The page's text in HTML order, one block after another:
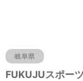
岐阜県